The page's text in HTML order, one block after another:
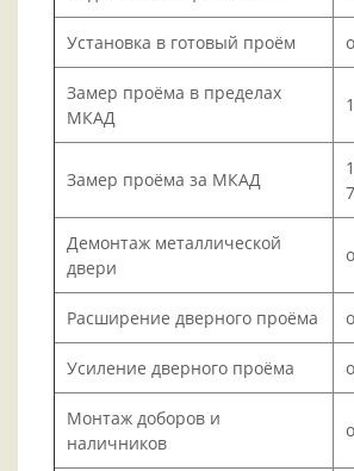
Установка в готовый проём
Замер проёма в пределах
МКАД
Замер проёма за МКАД
Демонтаж металлической
двери
Расширение дверного проёма
Усиление дверного проёма
Монтаж доборов и
наличников